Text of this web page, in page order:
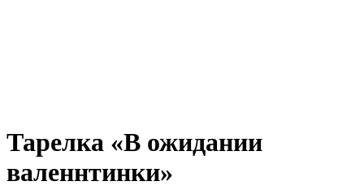
Тарелка «В ожидании
валеннтинки»